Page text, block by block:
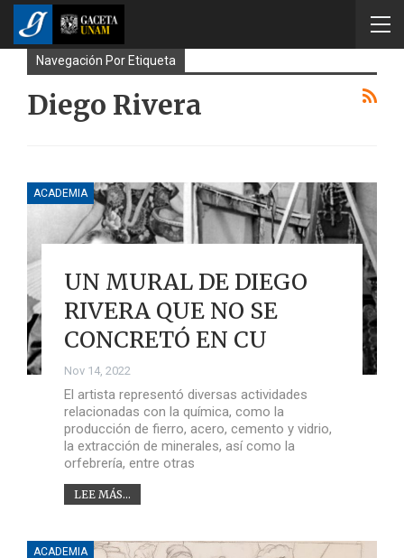
Navegación Por Etiqueta
Diego Rivera
ACADEMIA
UN MURAL DE DIEGO
RIVERA QUE NO SE
CONCRETÓ EN CU
Nov 14, 2022
El artista representó diversas actividades
relacionadas con la química, como la
producción de fierro, acero, cemento y vidrio,
la extracción de minerales, así como la
orfebrería, entre otras
LEE MÁS...
ACADEMIA